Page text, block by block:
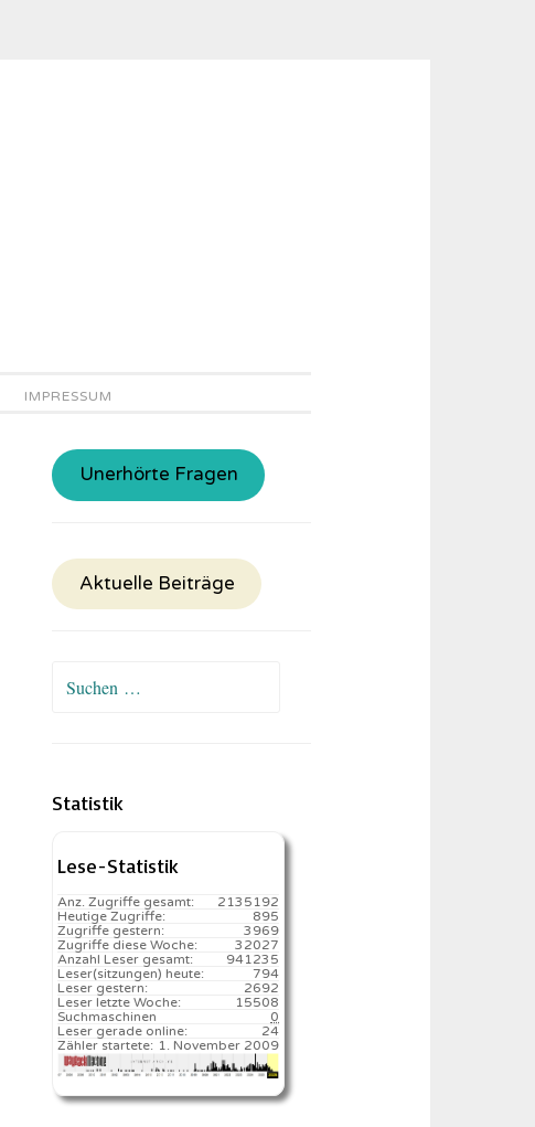
IMPRESSUM
Unerhörte Fragen
Aktuelle Beiträge
Suchen
Statistik
Lese-Statistik
2135192
Anz. Zugriffe gesamt:
895
Heutige Zugriffe:
3969
Zugriffe gestern:
32027
Zugriffe diese Woche:
941235
Anzahl Leser gesamt:
794️
Leser(sitzungen) heute:
2692
Leser gestern:
15508️
Leser letzte Woche:
0
Suchmaschinen
24
Leser gerade online:
1. November 2009
Zähler startete: